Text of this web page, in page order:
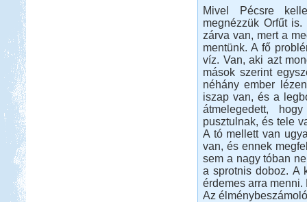
Mivel Pécsre
megnézzük Orfűt
zárva van, mert a
mentünk. A fő
víz. Van, aki azt
mások szerint
néhány ember
iszap van, és a
átmelegedett,
pusztulnak, és tele
A tó mellett van
van, és ennek
sem a nagy tóban
a sprotnis doboz. A
érdemes arra
Az